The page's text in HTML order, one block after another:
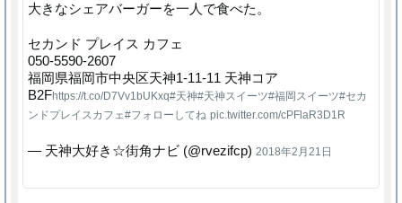
大きなシェアバーガーを一人で食べた。
セカンド プレイス カフェ
050-5590-2607
福岡県福岡市中央区天神1-11-11 天神コア
B2Fhttps://t.co/D7Vv1bUKxq#天神#天神スイーツ#福岡スイーツ#セカ
ンドプレイスカフェ#フォローしてね pic.twitter.com/cPFlaR3D1R
— 天神大好き☆街角ナビ (@rvezifcp)2018年2月21日